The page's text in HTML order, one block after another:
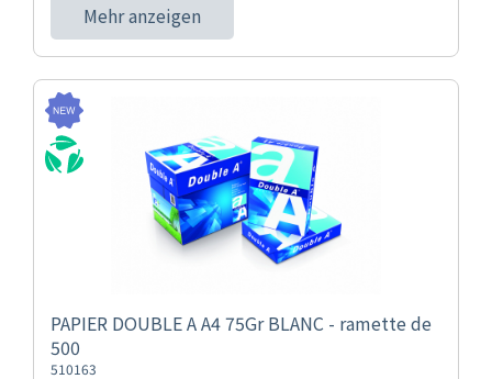
Mehr anzeigen
PAPIER DOUBLE A A4 75Gr BLANC - ramette de
500
510163